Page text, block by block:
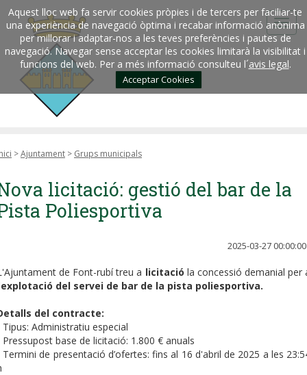
Aquest lloc web fa servir cookies pròpies i de tercers per faciliar-te
una experiència de navegació òptima i recabar informació anònima
per millorar i adaptar-nos a les teves preferències i pautes de
navegació. Navegar sense acceptar les cookies limitarà la visibilitat i
funcions del web. Per a més informació consulteu l´avis legal.
Acceptar Cookies
>Ajuntament > Grups municipals
licitació: gestió del bar de la
Poliesportiva
2025-03-27 00:00:00
de Font-rubí treu a licitació la concessió demanial per
explotació del servei de bar de la pista poliesportiva.
del contracte:
Tipus: Administratiu especial
Pressupost base de licitació: 1.800 € anuals
Termini de presentació d’ofertes: fins al 16 d'abril de 2025 a les